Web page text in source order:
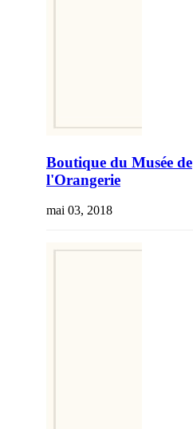
Boutique du Musée de
l'Orangerie
mai 03, 2018